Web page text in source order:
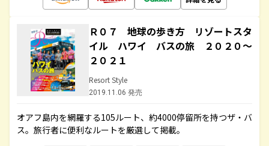
Ｒ０７ 地球の歩き方 リゾートスタ
イル ハワイ バスの旅 ２０２０～
２０２１
Resort Style
2019.11.06 発売
オアフ島内を網羅する105ルート、約4000停留所を持つザ・バ
ス。旅行者に便利なルートを厳選して掲載。